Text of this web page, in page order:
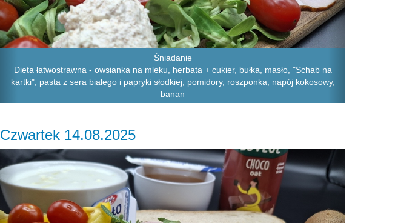
Śniadanie
Dieta łatwostrawna - owsianka na mleku, herbata + cukier, bułka, masło, "Schab na
kartki", pasta z sera białego i papryki słodkiej, pomidory, roszponka, napój kokosowy,
banan
Czwartek 14.08.2025
Previous